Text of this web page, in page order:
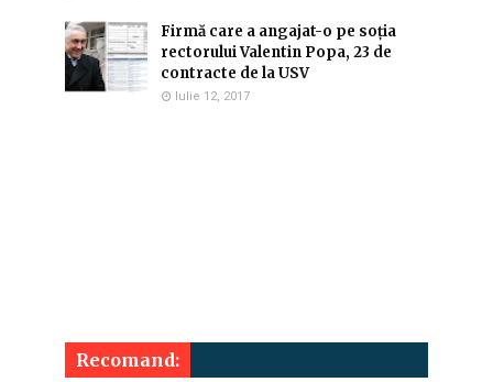
Firmă care a angajat-o pe soția
rectorului Valentin Popa, 23 de
contracte de la USV
Iulie 12, 2017
Recomand: